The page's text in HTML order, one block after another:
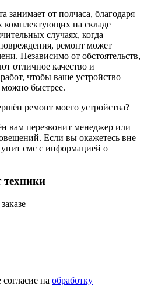
занимает от полчаса, благодаря
комплектующих на складе
случаях, когда
ремонт может
Независимо от обстоятельств,
отличное качество и
чтобы ваше устройство
быстрее.
ремонт моего устройства?
вам перезвонит менеджер или
Если вы окажетесь вне
смс с информацией о
техники
на обработку